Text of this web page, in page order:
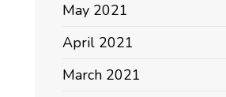
May 2021
April 2021
March 2021